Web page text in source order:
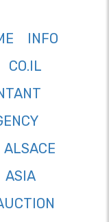
INFO
CO.IL
ALSACE
ASIA